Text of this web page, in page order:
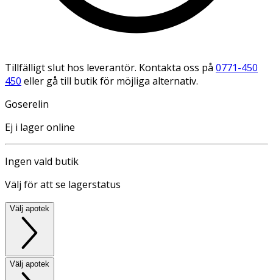
Tillfälligt slut hos leverantör. Kontakta oss på 0771-450
450 eller gå till butik för möjliga alternativ.
Goserelin
Ej i lager online
Ingen vald butik
Välj för att se lagerstatus
Välj apotek
Välj apotek